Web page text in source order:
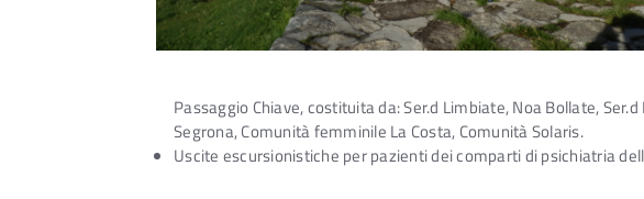
Passaggio Chiave, costituita da: Ser.d Limbiate, Noa Bollate,
Segrona, Comunità femminile La Costa, Comunità Solaris.
Uscite escursionistiche per pazienti dei comparti di psichiatria